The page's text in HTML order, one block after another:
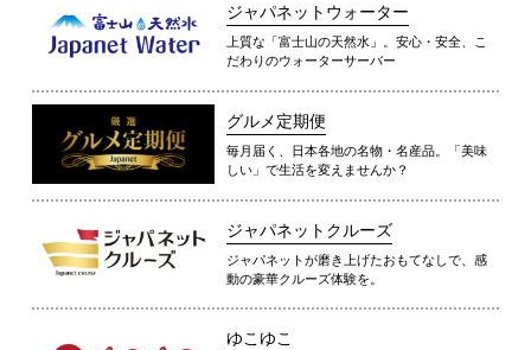
ジャパネットウォーター
上質な「富士山の天然水」。安心・安全、こ
だわりのウォーターサーバー
グルメ定期便
毎月届く、日本各地の名物・名産品。「美味
しい」で生活を変えませんか？
ジャパネットクルーズ
ジャパネットが磨き上げたおもてなしで、感
動の豪華クルーズ体験を。
ゆこゆこ